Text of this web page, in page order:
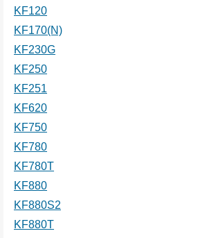
KF120
KF170(N)
KF230G
KF250
KF251
KF620
KF750
KF780
KF780T
KF880
KF880S2
KF880T